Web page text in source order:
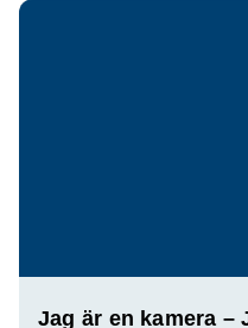
Matchande inlägg
Jag är en kamera –